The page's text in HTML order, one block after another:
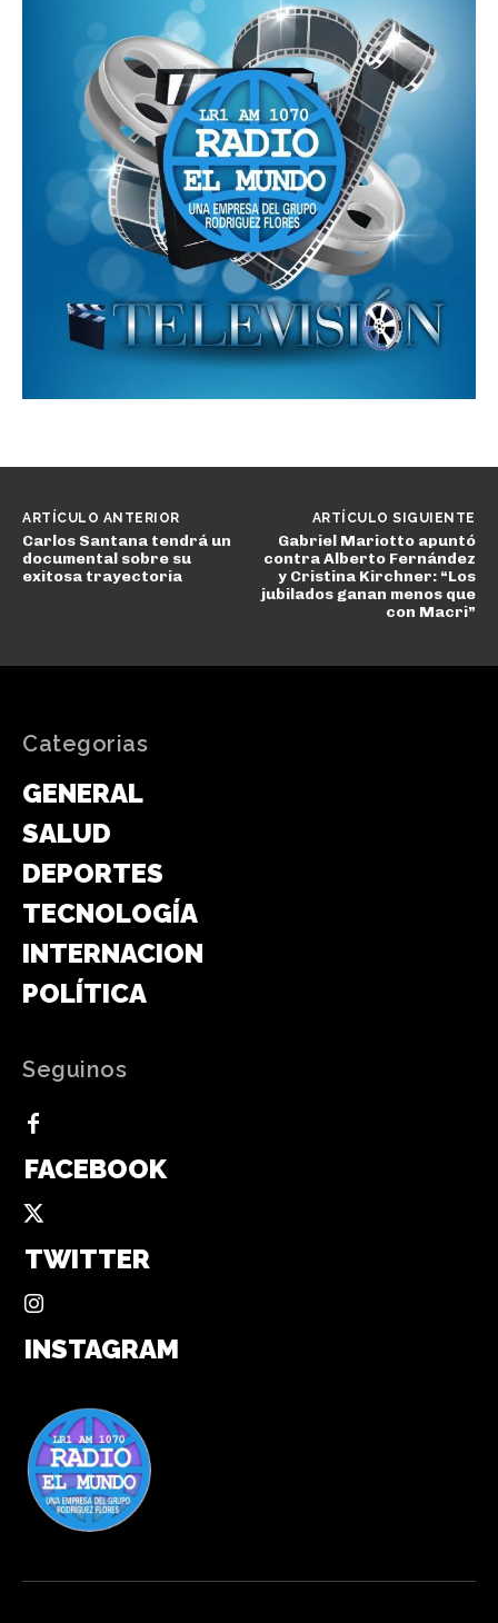
ARTÍCULO ANTERIOR
Carlos Santana tendrá un
documental sobre su
exitosa trayectoria
ARTÍCULO SIGUIENTE
Gabriel Mariotto apuntó
contra Alberto Fernández
y Cristina Kirchner: “Los
jubilados ganan menos que
con Macri”
Categorias
GENERAL
SALUD
DEPORTES
TECNOLOGÍA
INTERNACIONAL
POLÍTICA
Seguinos
FACEBOOK
TWITTER
INSTAGRAM